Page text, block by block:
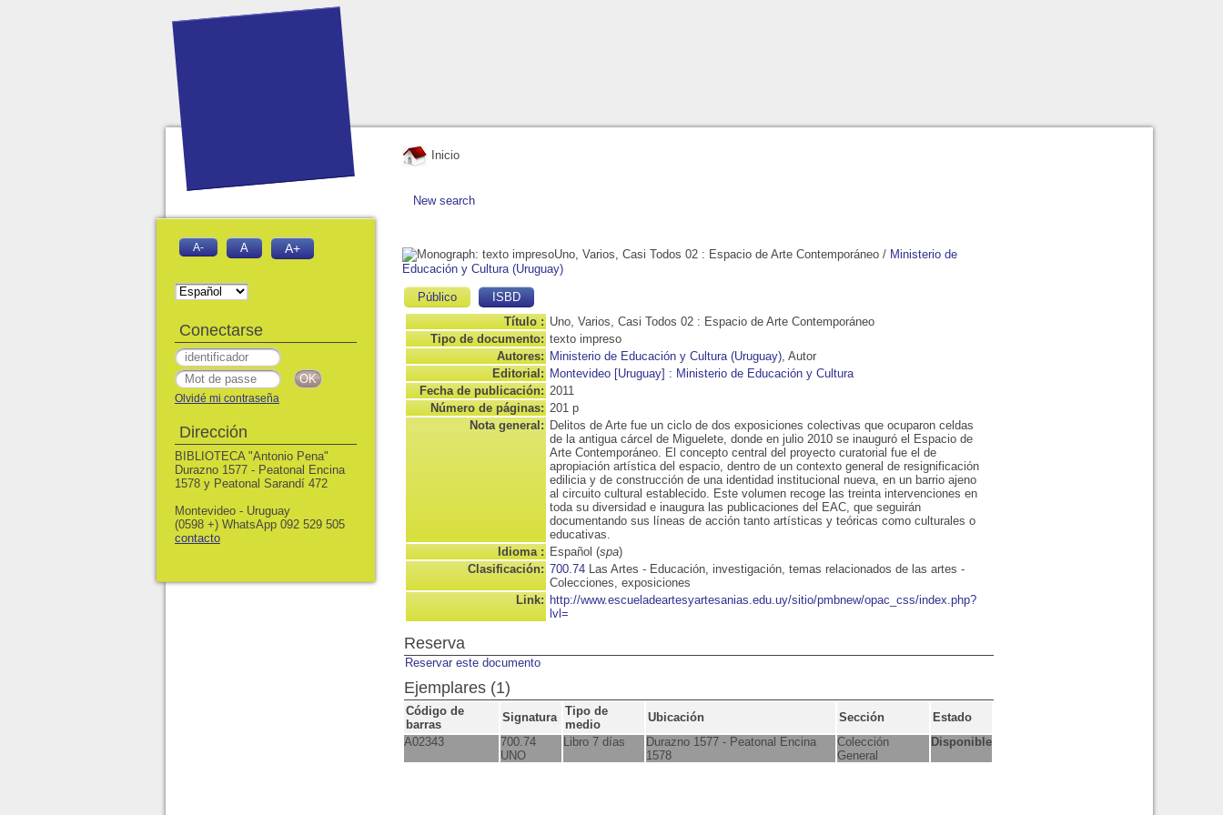
Inicio
New search
Uno, Varios, Casi Todos 02 : Espacio de Arte Contemporáneo / Ministerio de
Educación y Cultura (Uruguay)
Público
ISBD
Título : Uno, Varios, Casi Todos 02 : Espacio de Arte Contemporáneo
Tipo de documento: texto impreso
Autores: Ministerio de Educación y Cultura (Uruguay), Autor
Editorial: Montevideo [Uruguay] : Ministerio de Educación y Cultura
Fecha de publicación: 2011
Número de páginas: 201 p
Nota general: Delitos de Arte fue un ciclo de dos exposiciones colectivas que ocuparon celdas
de la antigua cárcel de Miguelete, donde en julio 2010 se inauguró el Espacio de
Arte Contemporáneo. El concepto central del proyecto curatorial fue el de
apropiación artística del espacio, dentro de un contexto general de resignificación
edilicia y de construcción de una identidad institucional nueva, en un barrio ajeno
al circuito cultural establecido. Este volumen recoge las treinta intervenciones en
toda su diversidad e inaugura las publicaciones del EAC, que seguirán
documentando sus líneas de acción tanto artísticas y teóricas como culturales o
educativas.
Idioma : Español (spa)
Clasificación: 700.74 Las Artes - Educación, investigación, temas relacionados de las artes -
Colecciones, exposiciones
Link: http://www.escueladeartesyartesanias.edu.uy/sitio/pmbnew/opac_css/index.php?
lvl=
Reserva
Reservar este documento
Ejemplares (1)
Código de
barras
Signatura Tipo de
medio
Ubicación Sección
Estado
A02343
700.74
UNO
Libro 7 días
Durazno 1577 - Peatonal Encina
1578
Colección
General
Disponible
A- A A+
Conectarse
Olvidé mi contraseña
Dirección
BIBLIOTECA "Antonio Pena"
Durazno 1577 - Peatonal Encina
1578 y Peatonal Sarandí 472
Montevideo - Uruguay
(0598 +) WhatsApp 092 529 505
contacto